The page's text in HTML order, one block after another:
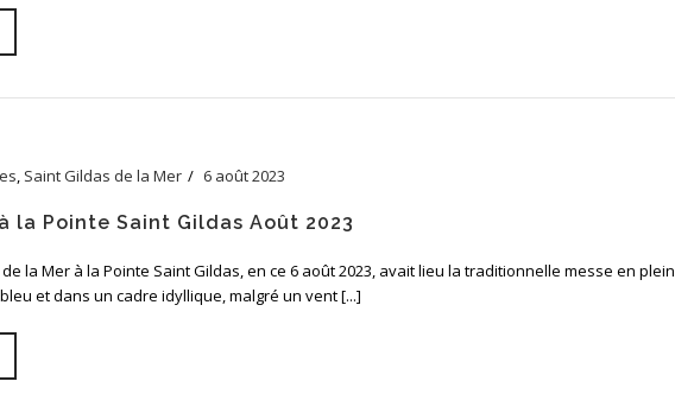
, Saint Gildas de la Mer 6 août 2023
la Pointe Saint Gildas Août 2023
de la Mer à la Pointe Saint Gildas, en ce 6 août 2023, avait lieu la traditionnelle messe en plein
et dans un cadre idyllique, malgré un vent [...]